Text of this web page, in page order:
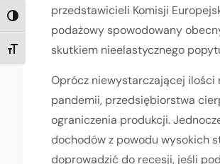
TOGGLE HIGH CONTRAST
TOGGLE FONT SIZE
przedstawicieli Komisji
podażowy spowodowany
skutkiem nieelastycznego
Oprócz niewystarczającej ilości
pandemii, przedsiębiorstwa
ograniczenia produkcji.
dochodów z powodu wysokich
doprowadzić do recesji, jeśli